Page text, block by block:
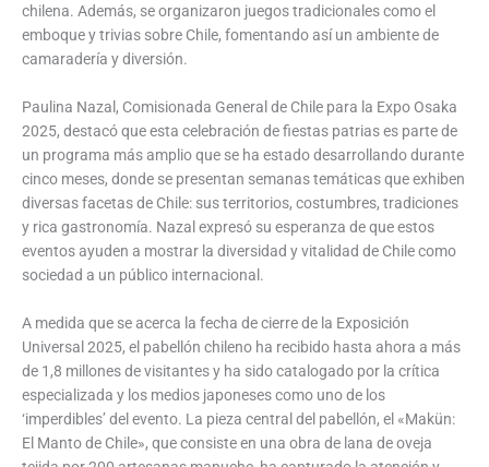
chilena. Además, se organizaron juegos tradicionales como el
emboque y trivias sobre Chile, fomentando así un ambiente de
camaradería y diversión.
Paulina Nazal, Comisionada General de Chile para la Expo Osaka
2025, destacó que esta celebración de fiestas patrias es parte de
un programa más amplio que se ha estado desarrollando durante
cinco meses, donde se presentan semanas temáticas que exhiben
diversas facetas de Chile: sus territorios, costumbres, tradiciones
y rica gastronomía. Nazal expresó su esperanza de que estos
eventos ayuden a mostrar la diversidad y vitalidad de Chile como
sociedad a un público internacional.
A medida que se acerca la fecha de cierre de la Exposición
Universal 2025, el pabellón chileno ha recibido hasta ahora a más
de 1,8 millones de visitantes y ha sido catalogado por la crítica
especializada y los medios japoneses como uno de los
‘imperdibles’ del evento. La pieza central del pabellón, el «Makün:
El Manto de Chile», que consiste en una obra de lana de oveja